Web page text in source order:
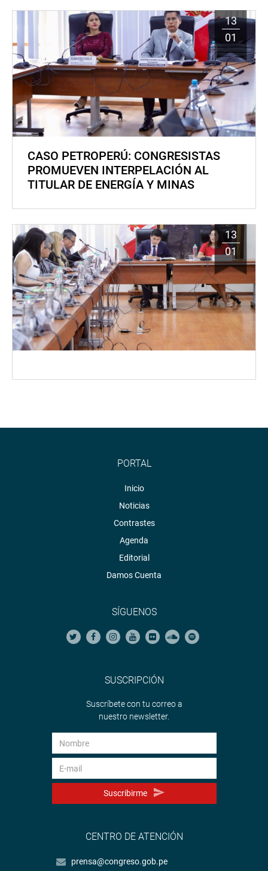
13
01
CASO PETROPERÚ: CONGRESISTAS
PROMUEVEN INTERPELACIÓN AL
TITULAR DE ENERGÍA Y MINAS
13
01
PORTAL
Inicio
Noticias
Contrastes
Agenda
Editorial
Damos Cuenta
SÍGUENOS
SUSCRIPCIÓN
Suscríbete con tu correo a
nuestro newsletter.
Suscribirme
CENTRO DE ATENCIÓN
prensa@congreso.gob.pe